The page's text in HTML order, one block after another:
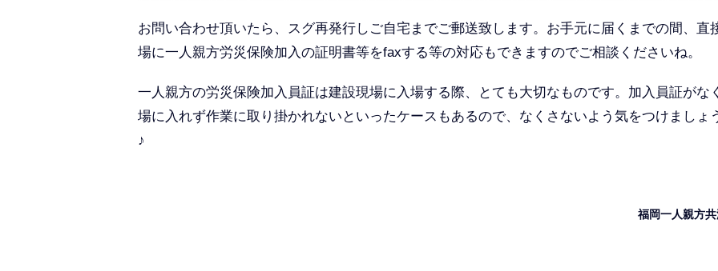
お問い合わせ頂いたら、スグ再発行しご自宅までご郵送致します。お手元に届くまでの間、直
場に一人親方労災保険加入の証明書等をfaxする等の対応もできますのでご相談くださいね。
一人親方の労災保険加入員証は建設現場に入場する際、とても大切なものです。加入員証がな
場に入れず作業に取り掛かれないといったケースもあるので、なくさないよう気をつけましょ
♪
福岡一人親方